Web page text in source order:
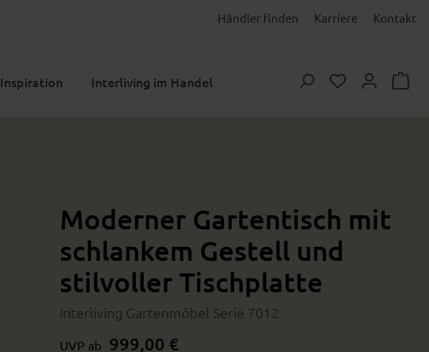
Händler finden Karriere Kontakt
Inspiration Interliving im Handel Du hast 0
Moderner Gartentisch mit
schlankem Gestell und
stilvoller Tischplatte
Interliving Gartenmöbel Serie 7012
UVP ab 999,00 €